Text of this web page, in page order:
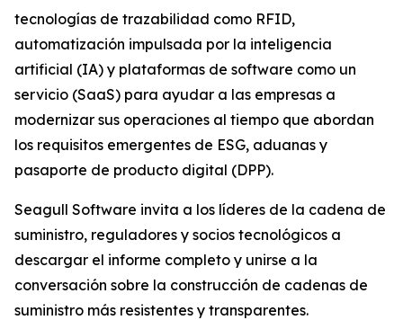
tecnologías de trazabilidad como RFID,
automatización impulsada por la inteligencia
artificial (IA) y plataformas de software como un
servicio (SaaS) para ayudar a las empresas a
modernizar sus operaciones al tiempo que abordan
los requisitos emergentes de ESG, aduanas y
pasaporte de producto digital (DPP).
Seagull Software invita a los líderes de la cadena de
suministro, reguladores y socios tecnológicos a
descargar el informe completo y unirse a la
conversación sobre la construcción de cadenas de
suministro más resistentes y transparentes.